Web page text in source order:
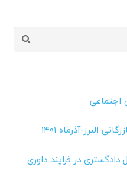
اجتماعی
البرز-آذرماه ۱۴۰۱
در فرایند داوری